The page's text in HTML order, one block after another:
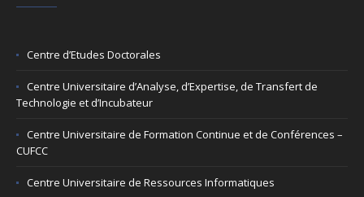
Centre d’Etudes Doctorales
Centre Universitaire d’Analyse, d’Expertise, de Transfert de
Technologie et d’Incubateur
Centre Universitaire de Formation Continue et de Conférences –
CUFCC
Centre Universitaire de Ressources Informatiques